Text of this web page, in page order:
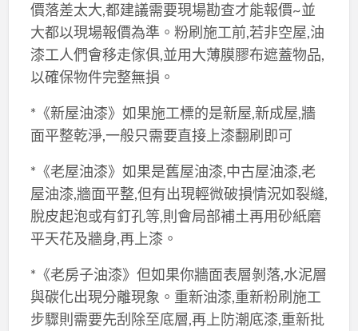
價落差太大,都建議需要現場勘查才能報價~並
大都以現場報價為準。粉刷施工前,若非空屋,油
漆工人們會移走傢俱,並用大薄膜膠布遮蓋物品,
以確保物件完整無損。
*《新屋油漆》如果施工標的是新屋,新成屋,牆
面平整乾淨,一般只需要直接上漆翻刷即可
*《老屋油漆》如果是舊屋油漆,中古屋油漆,老
屋油漆,牆面平整,但有出現輕微破損情況如裂縫,
脫皮起泡或有釘孔等,則會局部補土再用砂紙磨
平天花及牆身,再上漆。
*《老房子油漆》但如果你牆面表層剝落,水泥層
與碳化出現分離現象。重新油漆,重新粉刷施工
步驟則需要先刮除至底層,再上防潮底漆,重新批